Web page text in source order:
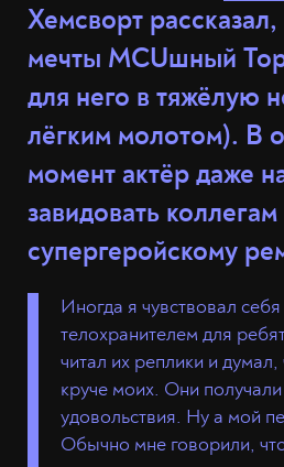
Хемсворт
мечты MCUшный
для него в тяжёлую
лёгким молотом). В
момент актёр даже
завидовать
супергеройскому
Иногда я чувствовал
телохранителем для
читал их реплики и думал,
круче моих. Они
удовольствия. Ну а мой
Обычно мне говорили,